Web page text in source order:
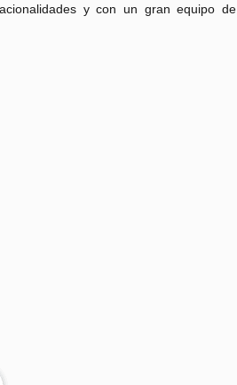
y con un gran equipo de